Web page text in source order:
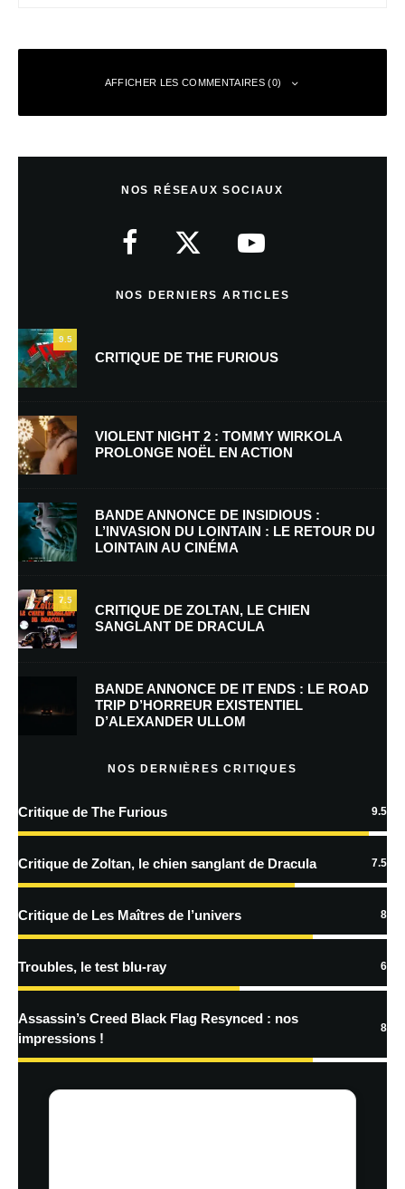
AFFICHER LES COMMENTAIRES (0)
Nom*
E-mail* Site web
Enregistrer mon nom, mon e-mail et mon site dans le navigateur pour
mon prochain commentaire.
Prévenez-moi de tous les nouveaux commentaires par e-mail.
En savoir
traitées
NOS RÉSEAUX SOCIAUX
NOS DERNIERS ARTICLES
9.5
CRITIQUE DE THE FURIOUS
VIOLENT NIGHT 2 : TOMMY WIRKOLA
PROLONGE NOËL EN ACTION
BANDE ANNONCE DE INSIDIOUS :
L’INVASION DU LOINTAIN : LE RETOUR DU
LOINTAIN AU CINÉMA
7.5
CRITIQUE DE ZOLTAN, LE CHIEN
SANGLANT DE DRACULA
BANDE ANNONCE DE IT ENDS : LE ROAD
TRIP D’HORREUR EXISTENTIEL
D’ALEXANDER ULLOM
NOS DERNIÈRES CRITIQUES
Critique de The Furious 9.5
Critique de Zoltan, le chien sanglant de Dracula 7.5
Critique de Les Maîtres de l’univers 8
Troubles, le test blu-ray 6
Assassin’s Creed Black Flag Resynced : nos
impressions !
8